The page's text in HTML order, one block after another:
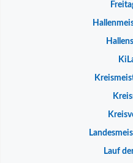
Lauf